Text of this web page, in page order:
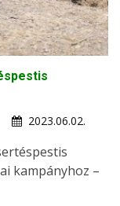
2023.06.02.
kampányhoz –